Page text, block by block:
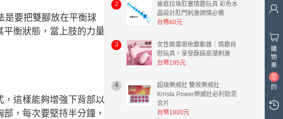
是要把雙腳放在平衡球
衡狀態，當上肢的力量
這樣能夠增強下背部以
，每次要堅持半分鐘，
2
後庭拉珠肛塞情趣玩具 彩色水
晶設計肛門刺激調情必備
台幣60元
3
女性跳蛋吸吮震動器｜情趣自
慰玩具，享受酥麻高潮刺激
台幣195元
4
超級樂威壯 雙效樂威壯
Krrista Power樂威壯必利勁混
合片
台幣1800元
購
物
車
您
的
物